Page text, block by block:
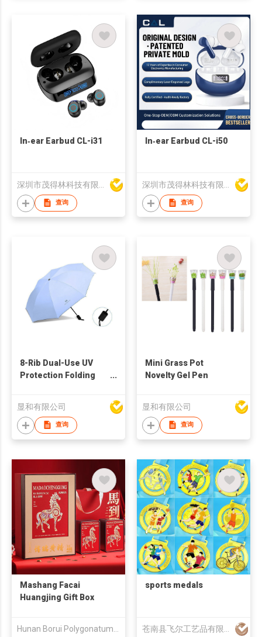
In‑ear Earbud CL-i31
查询
In‑ear Earbud CL-i50
查询
8-Rib Dual-Use UV
Protection Folding
显和有限公司
查询
Mini Grass Pot
Novelty Gel Pen
显和有限公司
查询
Mashang Facai
Huangjing Gift Box
Hunan Borui Polygonatum Chinese Medicine Industry Co
sports medals
苍南县飞尔工艺品有限公司